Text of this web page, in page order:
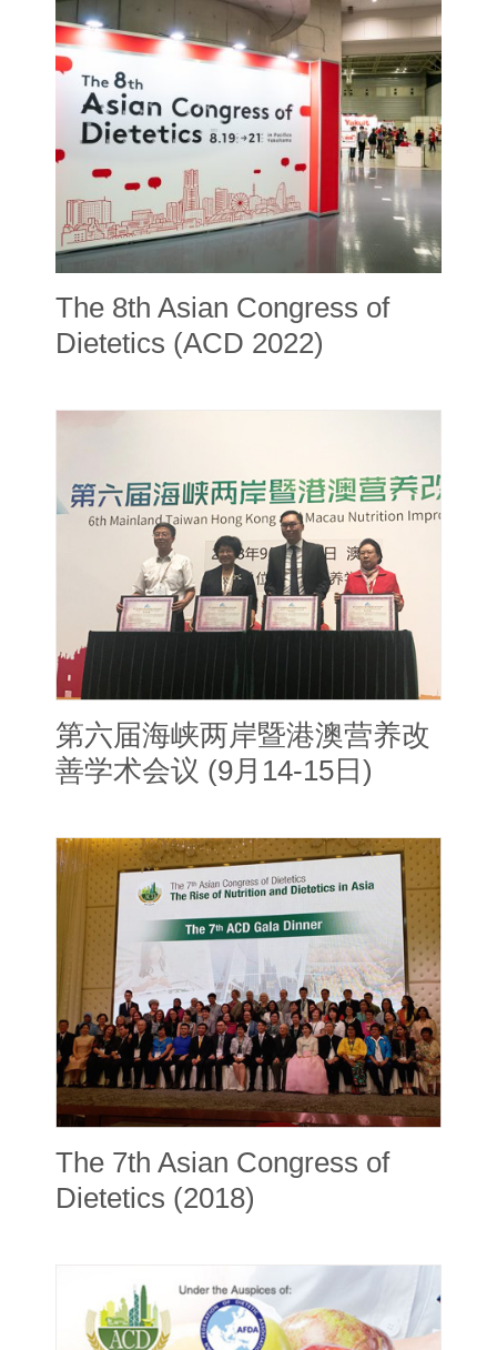
The 8th Asian Congress of
Dietetics (ACD 2022)
第六届海峡两岸暨港澳营养改
善学术会议 (9月14-15日)
The 7th Asian Congress of
Dietetics (2018)